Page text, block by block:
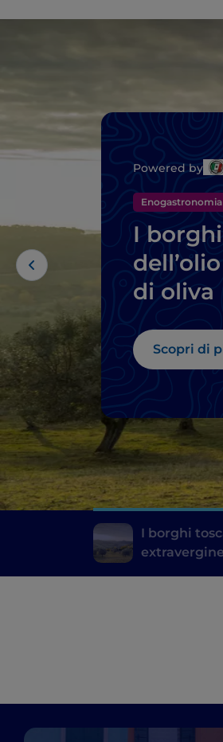
Powered by
Enogastronomia
I
di oliva
Scopri di
I borghi